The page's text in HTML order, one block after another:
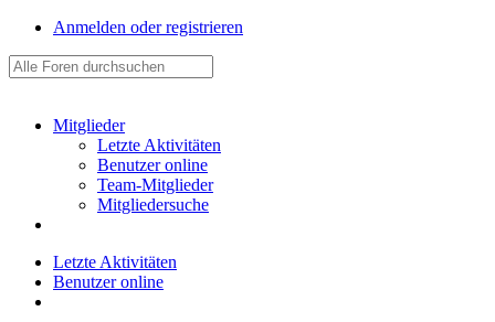
Anmelden oder registrieren
Mitglieder
Letzte Aktivitäten
Benutzer online
Team-Mitglieder
Mitgliedersuche
Letzte Aktivitäten
Benutzer online